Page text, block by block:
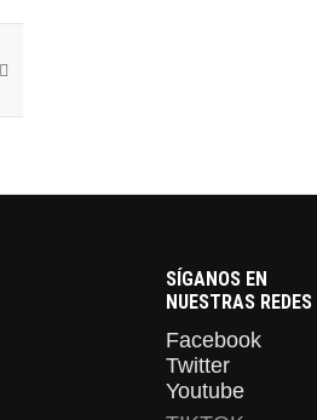
SÍGANOS EN
NUESTRAS REDES
Facebook
Twitter
Youtube